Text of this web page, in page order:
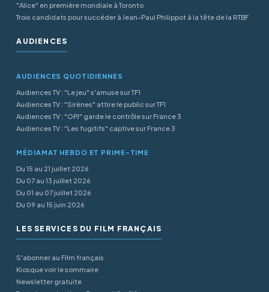
"Alice" en première mondiale à Toronto
Trois candidats pour succéder à Jean-Paul Philippot à la tête de la RTBF
AUDIENCES
AUDIENCES QUOTIDIENNES
Audiences TV : "Le jeu" s'amuse sur TF1
Audiences TV : "Sirènes" attire le public sur TF1
Audiences TV : "OPJ" garde le contrôle sur France 3
Audiences TV : "Les fugitifs" captive sur France 3
MÉDIAMAT HEBDO ET PRIME-TIME
Du 15 au 21 juillet 2026
Du 07 au 13 juillet 2026
Du 01 au 07 juillet 2026
Du 09 au 15 juin 2026
LES SERVICES DU FILM FRANÇAIS
S'abonner au Film français
Kiosque voir le sommaire
Newsletter gratuite